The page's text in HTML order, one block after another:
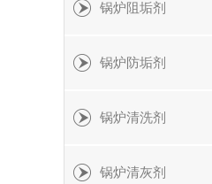
锅炉阻垢剂
锅炉防垢剂
锅炉清洗剂
锅炉清灰剂